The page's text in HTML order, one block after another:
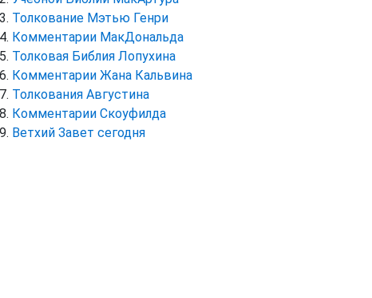
Толкование Мэтью Генри
Комментарии МакДональда
Толковая Библия Лопухина
Комментарии Жана Кальвина
Толкования Августина
Комментарии Скоуфилда
Ветхий Завет сегодня